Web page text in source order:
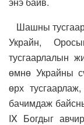
Шашны тусгаар
Украйн,
тусгаарлалын
өмнө Украйны
өрх
бачимдаж
IX Богдыг